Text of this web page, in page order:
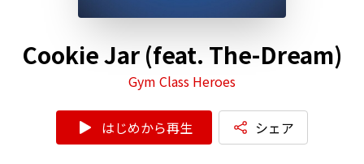
Cookie Jar (feat. The-Dream)
Gym Class Heroes
はじめから再生 シェア